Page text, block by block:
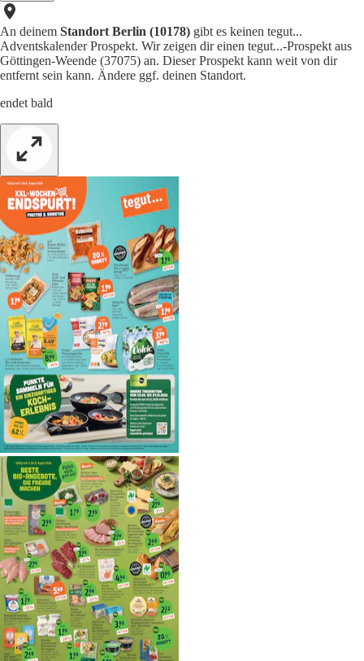
An deinem Standort Berlin (10178) gibt es keinen tegut...
Adventskalender Prospekt. Wir zeigen dir einen tegut...-Prospekt aus
Göttingen-Weende (37075) an. Dieser Prospekt kann weit von dir
entfernt sein kann. Ändere ggf. deinen Standort.
endet bald